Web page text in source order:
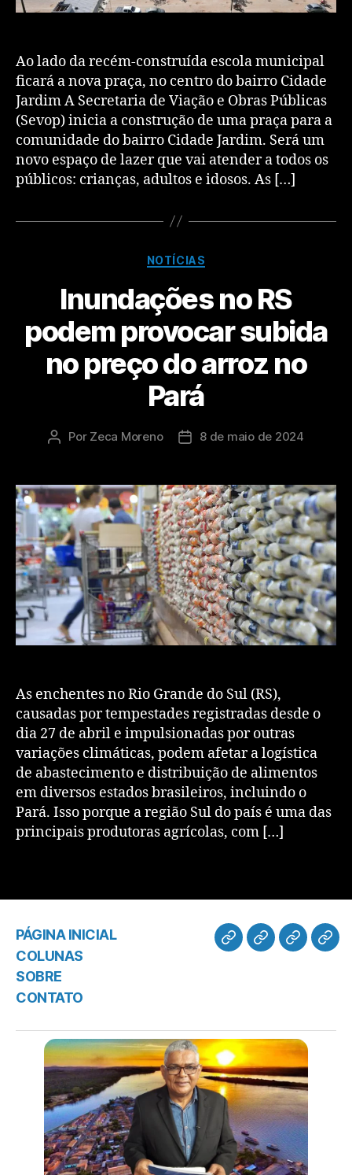
Ao lado da recém-construída escola municipal
ficará a nova praça, no centro do bairro Cidade
Jardim A Secretaria de Viação e Obras Públicas
(Sevop) inicia a construção de uma praça para a
comunidade do bairro Cidade Jardim. Será um
novo espaço de lazer que vai atender a todos os
públicos: crianças, adultos e idosos. As […]
NOTÍCIAS
Inundações no RS
podem provocar subida
no preço do arroz no
Pará
Por Zeca Moreno 8 de maio de 2024
As enchentes no Rio Grande do Sul (RS),
causadas por tempestades registradas desde o
dia 27 de abril e impulsionadas por outras
variações climáticas, podem afetar a logística
de abastecimento e distribuição de alimentos
em diversos estados brasileiros, incluindo o
Pará. Isso porque a região Sul do país é uma das
principais produtoras agrícolas, com […]
PÁGINA INICIAL
COLUNAS
SOBRE
CONTATO